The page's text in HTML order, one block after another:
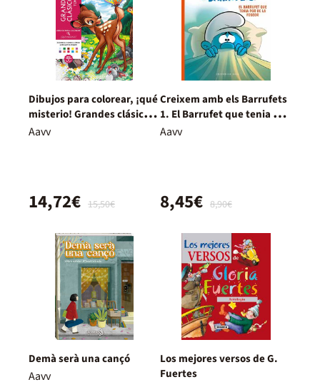
Dibujos para colorear, ¡qué
misterio! Grandes clásicos,
tomo 9
Aavv
15,50€
14,72€
Creixem amb els Barrufets
1. El Barrufet que tenia por
de la foscor
Aavv
8,90€
8,45€
Demà serà una cançó
Aavv
Los mejores versos de G.
Fuertes